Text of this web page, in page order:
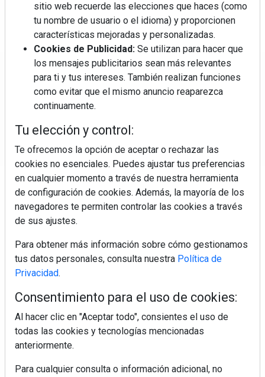
Regístrate y accede a contenidos
exclusivos
electrodomésticos, novedades informáticas, electrónica de
consumo, canal electro, retail, análisis distribución, noticias
tiendas electrodomésticos, línea blanca, línea marrón,
pequeño electrodoméstico, datos de mercado.
PÁGINAS
Suscripciones
Política de Privacidad
sitio web recuerde las elecciones que haces (como
tu nombre de usuario o el idioma) y proporcionen
características mejoradas y personalizadas.
Cookies de Publicidad: Se utilizan para hacer que
los mensajes publicitarios sean más relevantes
para ti y tus intereses. También realizan funciones
como evitar que el mismo anuncio reaparezca
continuamente.
Tu elección y control:
Te ofrecemos la opción de aceptar o rechazar las
cookies no esenciales. Puedes ajustar tus preferencias
en cualquier momento a través de nuestra herramienta
de configuración de cookies. Además, la mayoría de los
navegadores te permiten controlar las cookies a través
de sus ajustes.
Para obtener más información sobre cómo gestionamos
tus datos personales, consulta nuestra Política de
Privacidad.
Consentimiento para el uso de cookies:
Al hacer clic en "Aceptar todo", consientes el uso de
todas las cookies y tecnologías mencionadas
anteriormente.
Para cualquier consulta o información adicional, no